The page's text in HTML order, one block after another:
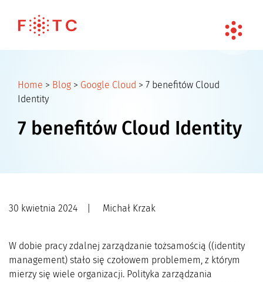
Home > Blog > Google Cloud > 7 benefitów Cloud
Identity
7 benefitów Cloud Identity
30 kwietnia 2024 Michał Krzak
W dobie pracy zdalnej zarządzanie tożsamością ((identity
management) stało się czołowem problemem, z którym
mierzy się wiele organizacji. Polityka zarządzania